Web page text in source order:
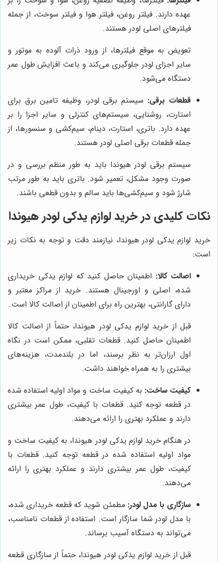
عهده دارند. فیلتر روغن، فیلتر هوا و فیلتر سوخت، از جمله
فیلترهای اصلی لودر هستند.
تعویض به موقع فیلترها، از ورود ذرات آلوده به موتور و
سایر اجزای لودر جلوگیری می‌کند و باعث افزایش طول عمر
دستگاه می‌شود.
قطعات برقی: سیستم برقی لودر، وظیفه تامین برق برای
استارت، روشنایی، سیستم‌های کنترلی و سایر اجزا را بر
عهده دارد. باتری، استارت، دینام، سیم‌کشی و سنسورها، از
جمله قطعات برقی اصلی لودر هستند.
سیستم برقی لودر هیوندا باید به طور منظم بررسی و در
صورت وجود مشکل، تعمیر شود. باتری باید به طور مرتب
شارژ شود و سیم‌کشی‌ها باید سالم و بدون قطعی باشند.
نکات کلیدی در خرید لوازم یدکی لودر هیوندا
خرید لوازم یدکی لودر هیوندا، نیازمند دقت و توجه به نکات زیر
است:
اصالت کالا: اطمینان حاصل کنید که لوازم یدکی خریداری
شده، اصلی و اورجینال هستند. خرید از مراکز معتبر و
دارای گارانتی، بهترین راه برای اطمینان از اصالت کالا است.
قبل از خرید لوازم یدکی لودر هیوندا، حتماً از اصالت کالا
اطمینان حاصل کنید. قطعات تقلبی، ممکن است در نگاه
اول ارزان‌تر به نظر برسند، اما در بلندمدت، هزینه‌های
بیشتری را به همراه خواهند داشت.
کیفیت ساخت: به کیفیت ساخت و مواد اولیه استفاده شده
در قطعه توجه کنید. قطعات با کیفیت، طول عمر بیشتری
دارند و عملکرد بهتری را ارائه می‌دهند.
در هنگام خرید لوازم یدکی لودر هیوندا، به کیفیت ساخت و
مواد اولیه استفاده شده در قطعه توجه کنید. قطعات با
کیفیت، طول عمر بیشتری دارند و عملکرد بهتری را ارائه
می‌دهند.
سازگاری با مدل لودر: مطمئن شوید که قطعه خریداری شده،
با مدل لودر شما سازگار است. استفاده از قطعات نامناسب،
می‌تواند به دستگاه آسیب برساند.
قبل از خرید لوازم یدکی لودر هیوندا، حتماً از سازگاری قطعه